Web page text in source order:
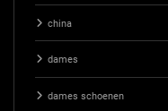
china
dames
dames schoenen